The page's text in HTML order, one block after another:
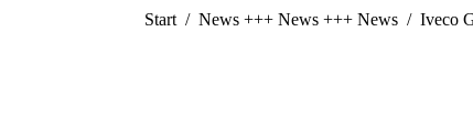
Sie befinden sich hier:
Start News +++ News +++ News Iveco